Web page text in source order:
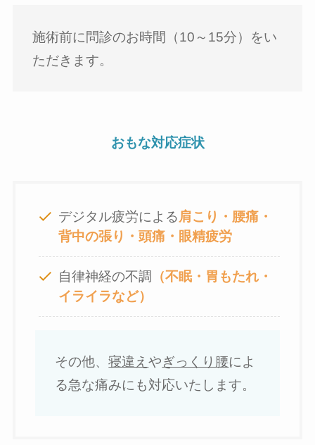
施術前に問診のお時間（10～15分）をい
ただきます。
おもな対応症状
デジタル疲労による肩こり・腰痛・
背中の張り・頭痛・眼精疲労
自律神経の不調
（不眠・胃もたれ・
イライラなど）
その他、寝違えやぎっくり腰によ
る急な痛みにも対応いたします。